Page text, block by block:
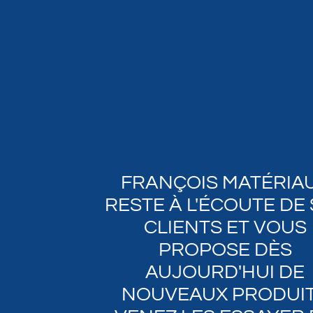
FRANÇOIS
RESTE À L'ÉCOUTE DE
CLIENTS ET VOUS
PROPOSE DÈS
AUJOURD'HUI DE
NOUVEAUX